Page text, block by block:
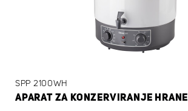
SPP 2100WH
APARAT ZA KONZERVIRANJE HRANE